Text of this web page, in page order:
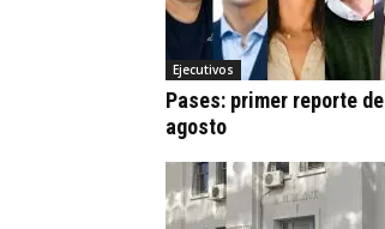
Ejecutivos
Pases: primer reporte de
agosto